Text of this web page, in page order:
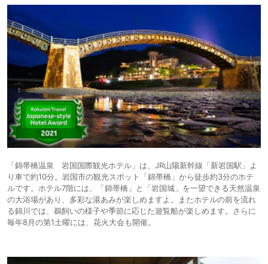
「錦帯橋温泉 岩国国際観光ホテル」は、JR山陽新幹線「新岩国駅」よ
り車で約10分。岩国市の観光スポット「錦帯橋」から徒歩約3分のホテ
ルです。ホテル7階には、「錦帯橋」と「岩国城」を一望できる天然温泉
の大浴場があり、多彩な湯あみが楽しめますよ。またホテルの前を流れ
る錦川では、鵜飼いの様子や季節に応じた遊覧船が楽しめます。さらに
毎年8月の第1土曜には、花火大会も開催。